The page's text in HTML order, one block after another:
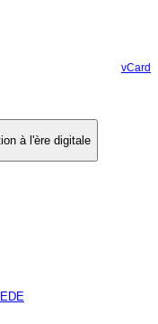
vCard
à l'ère digitale